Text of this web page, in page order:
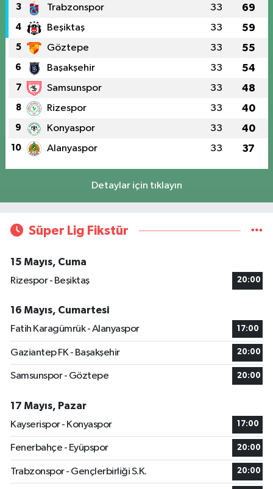
3 Trabzonspor 33 69
4 Beşiktaş 33 59
5 Göztepe 33 55
6 Başakşehir 33 54
7 Samsunspor 33 48
8 Rizespor 33 40
9 Konyaspor 33 40
10 Alanyaspor 33 37
Detaylar için tıklayın
Süper Lig Fikstür
15 Mayıs, Cuma
Rizespor - Beşiktaş
20:00
16 Mayıs, Cumartesi
Fatih Karagümrük - Alanyaspor
17:00
Gaziantep FK - Başakşehir 20:00
Samsunspor - Göztepe 20:00
17 Mayıs, Pazar
Kayserispor - Konyaspor
17:00
Fenerbahçe - Eyüpspor 20:00
Trabzonspor - Gençlerbirliği S.K. 20:00